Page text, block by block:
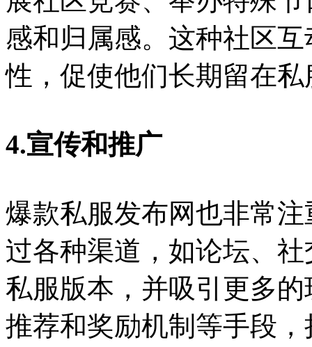
感和归属感。这种社区
性，促使他们长期留在
4.宣传和推广
爆款私服发布网也非常
过各种渠道，如论坛、
私服版本，并吸引更多
推荐和奖励机制等手段